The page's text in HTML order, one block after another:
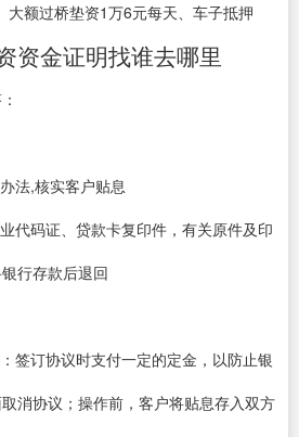
大额过桥垫资1万6元每天、车子抵押
资金证明找谁去哪里
法,核实客户贴息
代码证、贷款卡复印件，有关原件及印
行存款后退回
签订协议时支付一定的定金，以防止银
消协议；操作前，客户将贴息存入双方